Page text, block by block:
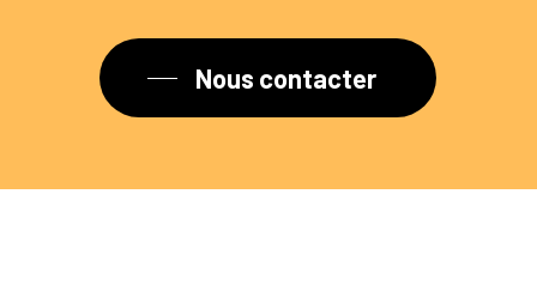
Nous contacter